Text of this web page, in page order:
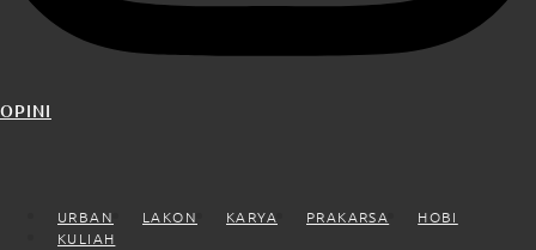
OPINI
URBAN LAKON KARYA PRAKARSA
HOBI
KULIAH